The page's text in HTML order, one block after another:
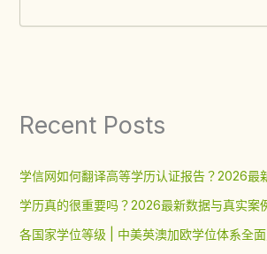
Recent Posts
学信网如何翻译高等学历认证报告？2026最
学历真的很重要吗？2026最新数据与真实案
各国家学位等级 | 中美英澳加欧学位体系全